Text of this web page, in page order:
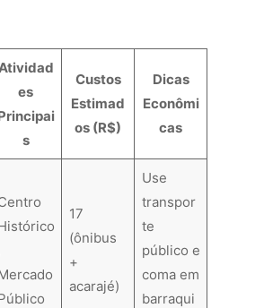
es
s
Custos
Estimad
os (R$)
Dicas
Econômi
cas
17
(ônibus
+
acarajé)
Use
transpor
te
público e
coma em
barraqui